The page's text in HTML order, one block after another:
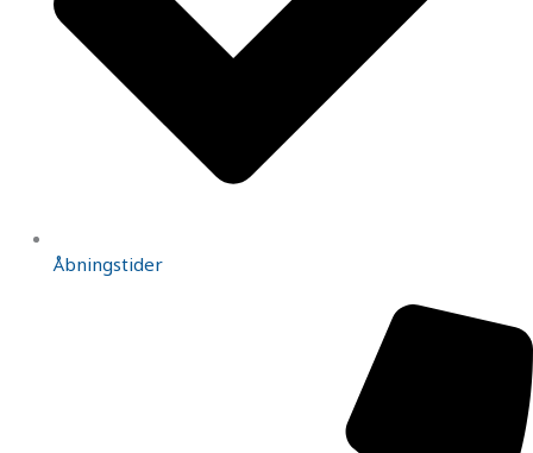
Åbningstider